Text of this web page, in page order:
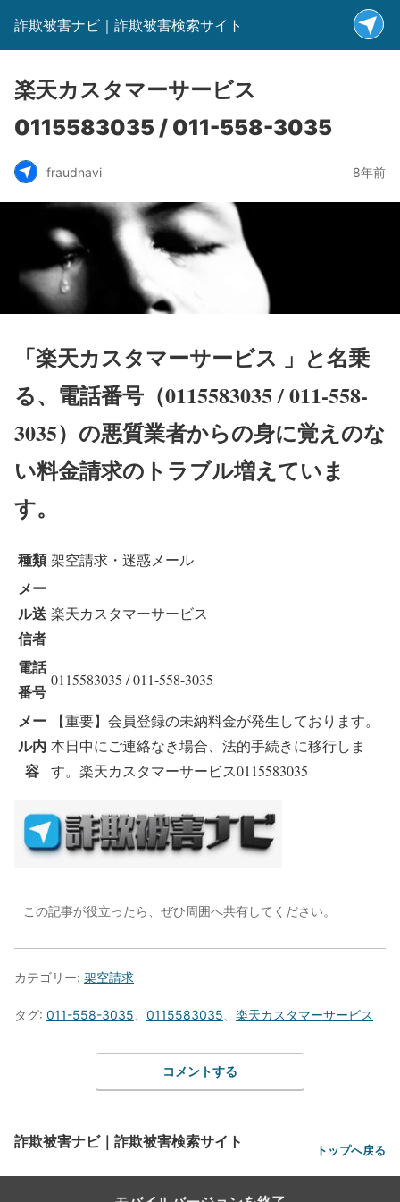
詐欺被害ナビ｜詐欺被害検索サイト
楽天カスタマーサービス
0115583035 / 011-558-3035
fraudnavi 8年前
「楽天カスタマーサービス 」と名乗
る、電話番号（0115583035 / 011-558-
3035）の悪質業者からの身に覚えのな
い料金請求のトラブル増えていま
す。
種類 架空請求・迷惑メール
メー
ル送
信者
楽天カスタマーサービス
電話
番号
0115583035 / 011-558-3035
メー
ル内
容
【重要】会員登録の未納料金が発生しております。
本日中にご連絡なき場合、法的手続きに移行しま
す。楽天カスタマーサービス0115583035
この記事が役立ったら、ぜひ周囲へ共有してください。
カテゴリー: 架空請求
タグ: 011-558-3035、 0115583035、 楽天カスタマーサービス
コメントする
詐欺被害ナビ｜詐欺被害検索サイト トップへ戻る